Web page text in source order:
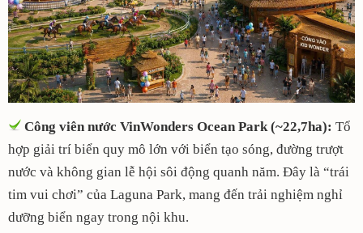
Công viên nước VinWonders Ocean Park (~22,7ha): Tổ
hợp giải trí biển quy mô lớn với biển tạo sóng, đường trượt
nước và không gian lễ hội sôi động quanh năm. Đây là “trái
tim vui chơi” của Laguna Park, mang đến trải nghiệm nghỉ
dưỡng biển ngay trong nội khu.